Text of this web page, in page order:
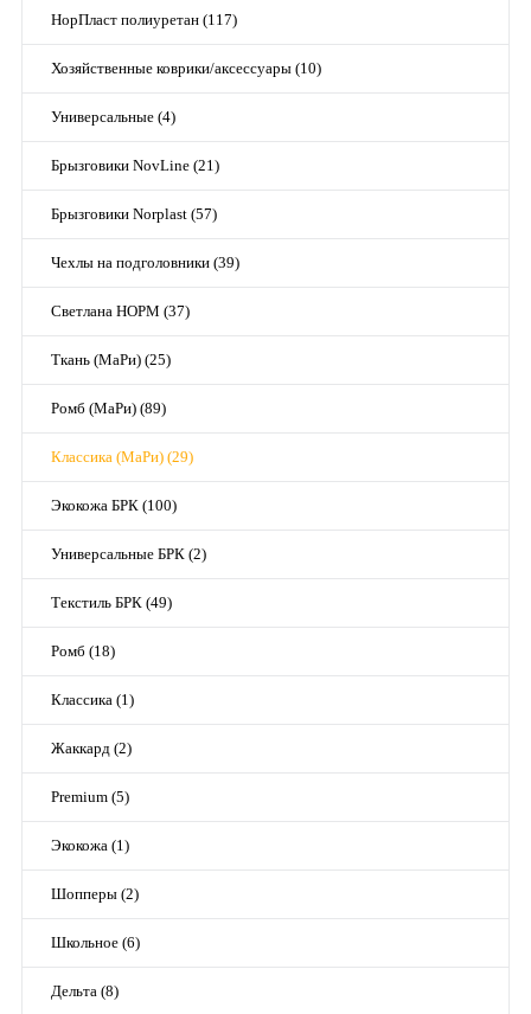
НорПласт полиуретан (117)
Хозяйственные коврики/аксессуары (10)
Универсальные (4)
Брызговики NovLine (21)
Брызговики Norplast (57)
Чехлы на подголовники (39)
Светлана НОРМ (37)
Ткань (МаРи) (25)
Ромб (МаРи) (89)
Классика (МаРи) (29)
Экокожа БРК (100)
Универсальные БРК (2)
Текстиль БРК (49)
Ромб (18)
Классика (1)
Жаккард (2)
Premium (5)
Экокожа (1)
Шопперы (2)
Школьное (6)
Дельта (8)